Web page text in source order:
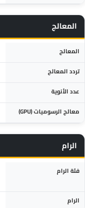
المعالج
المواصفة
المعالج
تردد المعالج
عدد الأنوية
معالج الرسوميات (GPU)
الرام
المواصفة
فئة الرام
الرام